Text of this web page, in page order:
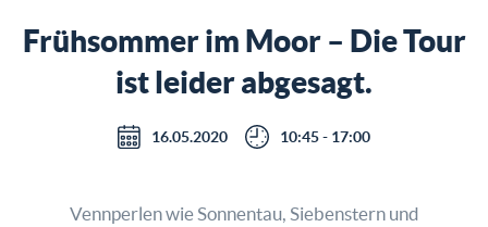
Frühsommer im Moor – Die Tour
ist leider abgesagt.
16.05.2020 10:45 - 17:00
Vennperlen wie Sonnentau, Siebenstern und